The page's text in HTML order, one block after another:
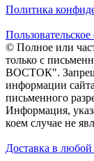
Политика
© Полное или
только с
ВОСТОК".
информации
письменного
Информация,
коем случае не
Доставка в